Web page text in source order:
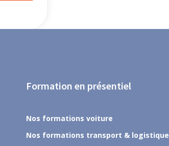
Formation en présentiel
Nos formations voiture
Nos formations transport & logistique